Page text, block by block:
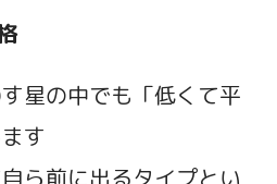
星の中でも「低くて平
す
ら前に出るタイプとい